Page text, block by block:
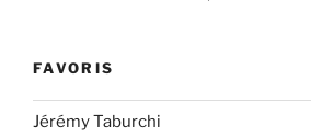
FAVORIS
Jérémy Taburchi